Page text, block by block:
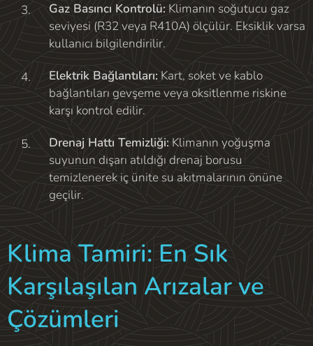
Gaz Basıncı Kontrolü: Klimanın soğutucu gaz
seviyesi (R32 veya R410A) ölçülür. Eksiklik varsa
kullanıcı bilgilendirilir.
Elektrik Bağlantıları: Kart, soket ve kablo
bağlantıları gevşeme veya oksitlenme riskine
karşı kontrol edilir.
Drenaj Hattı Temizliği: Klimanın yoğuşma
suyunun dışarı atıldığı drenaj borusu
temizlenerek iç ünite su akıtmalarının önüne
geçilir.
Klima Tamiri: En Sık
Karşılaşılan Arızalar ve
Çözümleri